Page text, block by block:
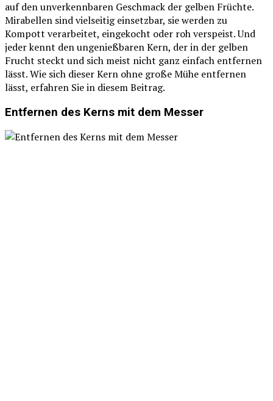
auf den unverkennbaren Geschmack der gelben Früchte.
Mirabellen sind vielseitig einsetzbar, sie werden zu
Kompott verarbeitet, eingekocht oder roh verspeist. Und
jeder kennt den ungenießbaren Kern, der in der gelben
Frucht steckt und sich meist nicht ganz einfach entfernen
lässt. Wie sich dieser Kern ohne große Mühe entfernen
lässt, erfahren Sie in diesem Beitrag.
Entfernen des Kerns mit dem Messer